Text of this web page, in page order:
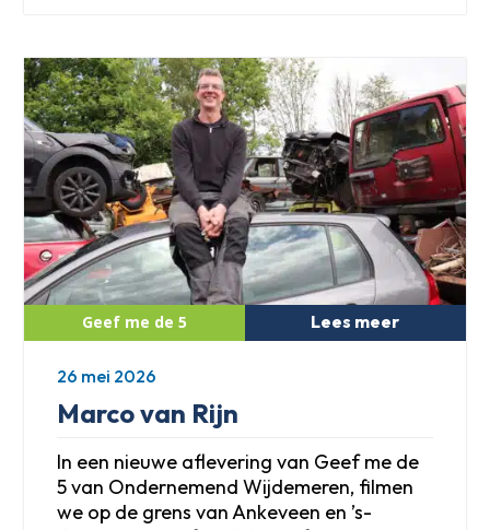
Marco van Rijn
In een nieuwe aflevering van Geef me de
5 van Ondernemend Wijdemeren, filmen
we op de grens van Ankeveen en ’s-
Lees meer
26 mei 2026